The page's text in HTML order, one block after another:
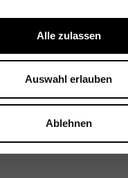
Alle zulassen
Auswahl erlauben
Ablehnen